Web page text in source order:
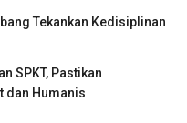
Tekankan Kedisiplinan
SPKT, Pastikan
dan Humanis